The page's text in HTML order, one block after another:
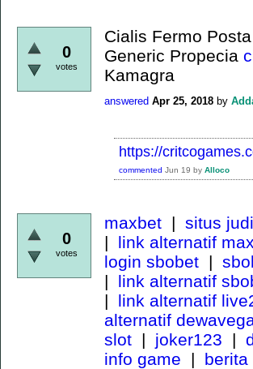
0
votes
Cialis Fermo
Generic Propecia
Kamagra
answered Apr 25, 2018 by
https://
commented Jun 19 by Alloco
0
votes
maxbet | situs
| link alternatif
login sbobet |
| link alternatif
| link alternatif
alternatif
slot | joker123 |
info game | berita